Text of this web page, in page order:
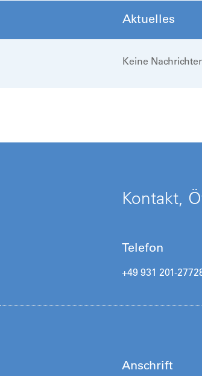
Aktuelles
Keine
Kontakt,
Telefon
+49 931 201-
Anschrift